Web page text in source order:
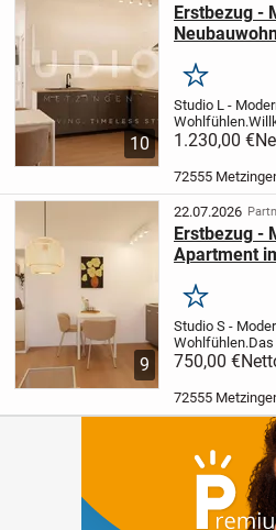
10
Erstbezug -
Merken
Studio L -
Wohlfühlen.
einer
modernes
und
1.230,00 €
72555
9
22.07.2026
Erstbezug -
Apartment
Merken
Studio S -
Wohlfühlen.Das
hochwertig
Design, Komfort
Der...
750,00 €
72555